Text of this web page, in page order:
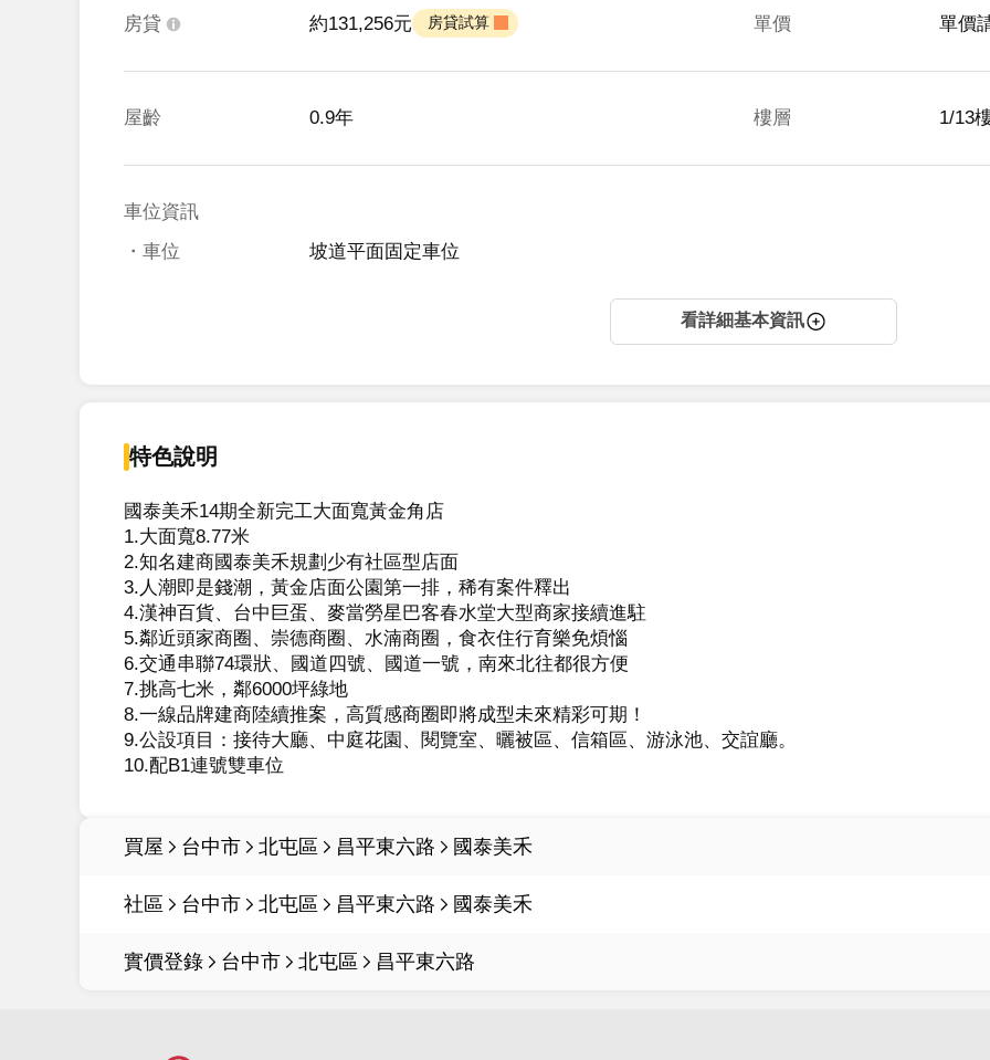
房貸 約131,256元 房貸試算 單價 單價
屋齡 0.9年 樓層 1/13
車位資訊
・車位
坡道平面固定車位
看詳細基本資訊
特色說明
國泰美禾14期全新完工大面寬黃金角店
1.大面寬8.77米
2.知名建商國泰美禾規劃少有社區型店面
3.人潮即是錢潮，黃金店面公園第一排，稀有案件釋出
4.漢神百貨、台中巨蛋、麥當勞星巴客春水堂大型商家接續進駐
5.鄰近頭家商圈、崇德商圈、水湳商圈，食衣住行育樂免煩惱
6.交通串聯74環狀、國道四號、國道一號，南來北往都很方便
7.挑高七米，鄰6000坪綠地
8.一線品牌建商陸續推案，高質感商圈即將成型未來精彩可期！
9.公設項目：接待大廳、中庭花園、閱覽室、曬被區、信箱區、游泳池、交誼廳。
10.配B1連號雙車位
買屋 台中市 北屯區 昌平東六路 國泰美禾
社區 台中市 北屯區 昌平東六路 國泰美禾
實價登錄 台中市 北屯區 昌平東六路